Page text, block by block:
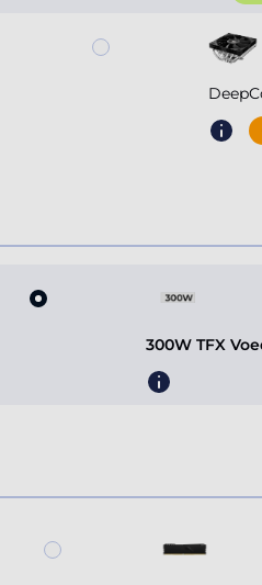
300W TFX